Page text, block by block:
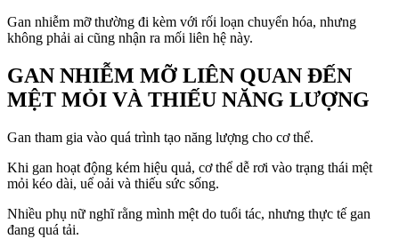
Gan nhiễm mỡ thường đi kèm với rối loạn chuyển hóa, nhưng
không phải ai cũng nhận ra mối liên hệ này.
GAN NHIỄM MỠ LIÊN QUAN ĐẾN
MỆT MỎI VÀ THIẾU NĂNG LƯỢNG
Gan tham gia vào quá trình tạo năng lượng cho cơ thể.
Khi gan hoạt động kém hiệu quả, cơ thể dễ rơi vào trạng thái mệt
mỏi kéo dài, uể oải và thiếu sức sống.
Nhiều phụ nữ nghĩ rằng mình mệt do tuổi tác, nhưng thực tế gan
đang quá tải.